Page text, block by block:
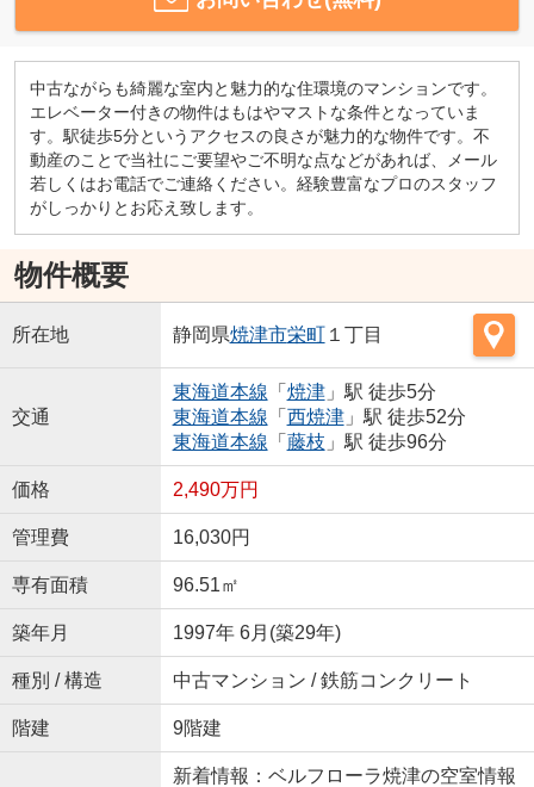
中古ながらも綺麗な室内と魅力的な住環境のマンションです。
エレベーター付きの物件はもはやマストな条件となっていま
す。駅徒歩5分というアクセスの良さが魅力的な物件です。不
動産のことで当社にご要望やご不明な点などがあれば、メール
若しくはお電話でご連絡ください。経験豊富なプロのスタッフ
がしっかりとお応え致します。
物件概要
所在地 静岡県焼津市栄町１丁目
交通
東海道本線 「 焼津」駅 徒歩5分
東海道本線 「 西焼津」駅 徒歩52分
東海道本線 「 藤枝 」駅 徒歩96分
価格 2,490万円
管理費 16,030円
専有面積 96.51㎡
築年月 1997年 6月(築29年)
種別 / 構造 中古マンション / 鉄筋コンクリート
階建 9階建
新着情報：ベルフローラ焼津の空室情報